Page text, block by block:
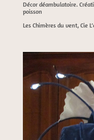
Décor déambulatoire.
poisson
Les Chimères du vent, Cie